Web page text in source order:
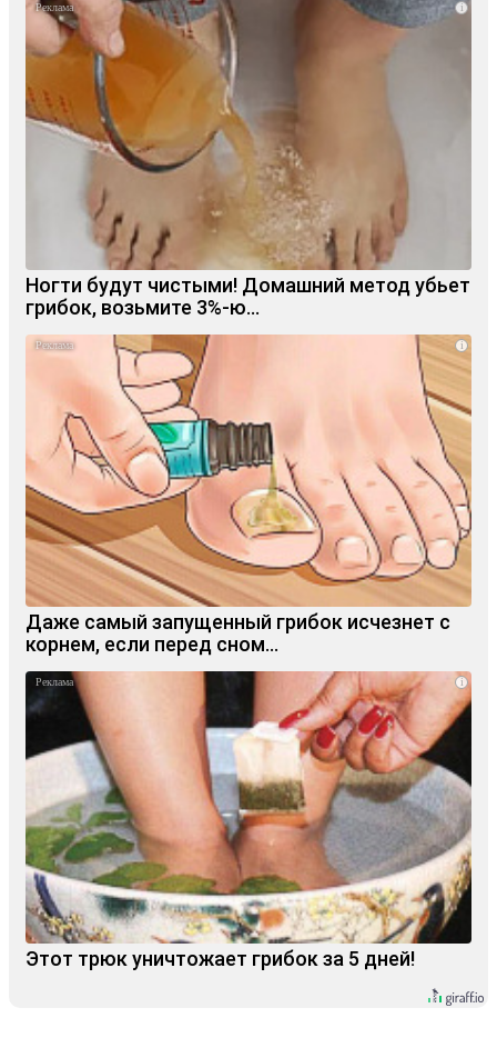
i
Ногти будут чистыми! Домашний метод убьет
грибок, возьмите 3%-ю…
i
Даже самый запущенный грибок исчезнет с
корнем, если перед сном…
i
Этот трюк уничтожает грибок за 5 дней!